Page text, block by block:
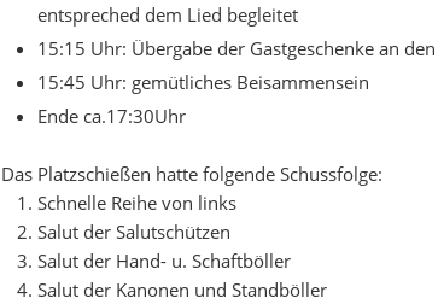
entspreched dem Lied begleitet
15:15 Uhr: Übergabe der Gastgeschenke an
15:45 Uhr: gemütliches Beisammensein
Ende ca.17:30Uhr
Das Platzschießen hatte folgende Schussfolge:
Schnelle Reihe von links
Salut der Salutschützen
Salut der Hand- u. Schaftböller
Salut der Kanonen und Standböller